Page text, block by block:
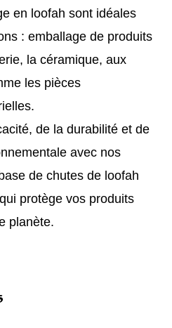
en loofah sont idéales
: emballage de produits
la céramique, aux
les pièces
de la durabilité et de
avec nos
de chutes de loofah
protège vos produits
planète.